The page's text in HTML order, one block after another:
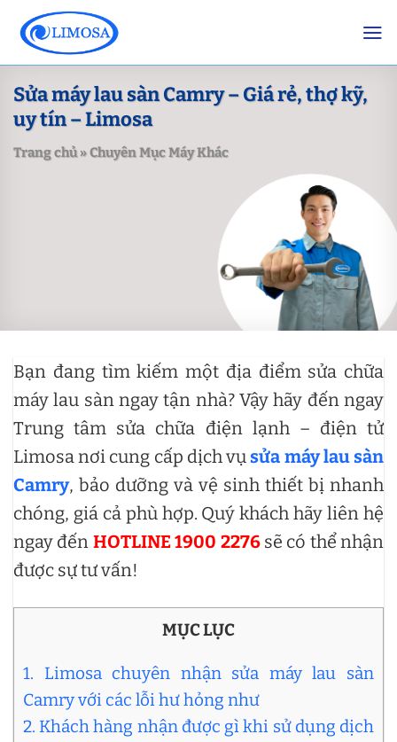
content
Sửa máy lau sàn Camry – Giá rẻ, thợ kỹ,
uy tín – Limosa
Trang chủ»Chuyên Mục Máy Khác
Bạn đang tìm kiếm một địa điểm sửa chữa
máy lau sàn ngay tận nhà? Vậy hãy đến ngay
Trung tâm sửa chữa điện lạnh – điện tử
Limosa nơi cung cấp dịch vụsửa máy lau sàn
Camry, bảo dưỡng và vệ sinh thiết bị nhanh
chóng, giá cả phù hợp. Quý khách hãy liên hệ
ngay đến HOTLINE 1900 2276sẽ có thể nhận
được sự tư vấn!
MỤC LỤC
1. Limosa chuyên nhận sửa máy lau sàn
Camry với các lỗi hư hỏng như
2. Khách hàng nhận được gì khi sử dụng dịch